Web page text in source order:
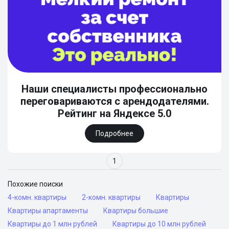
Наши специалисты профессионально
переговариваются с арендодателями.
Рейтинг на Яндексе 5.0
Подробнее
1
Похожие поиски
4-комн. квартиры
2-комн. квартиры
Квартиры
Квартиры апартаменты
Квартиры большие
Квартиры до 1 млн рублей
Квартиры до 10 млн рублей